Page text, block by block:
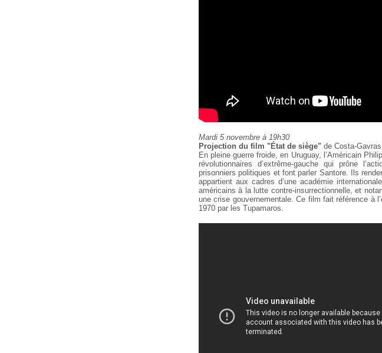
Mardi 5 novembre à 19h30
Projection du film "État de siège" de Costa-
En pleine guerre froide, en Uruguay, l’Américain
révolutionnaires d’extrême-gauche qui prône
prisonniers politiques et font parler Santore. Ils
appartient aux cadres d’une académie
américains à la lutte contre-insurrectionnelle, et
une crise gouvernementale. Ce film fait référence à
1970 par les Tupamaros.